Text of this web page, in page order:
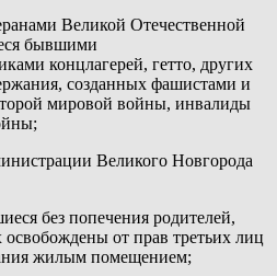
Великой Отечественной
бывшими
концлагерей, гетто, других
созданных фашистами и
мировой войны, инвалиды
Великого Новгорода
без попечения родителей,
от прав третьих лиц
жилым помещением;